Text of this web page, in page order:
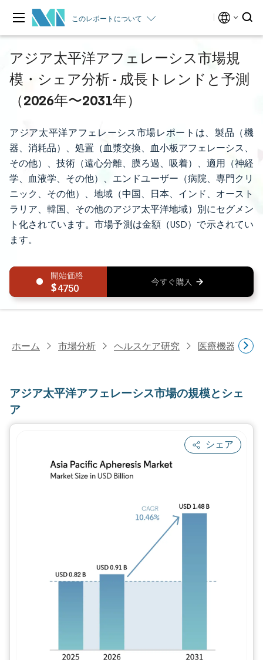
このレポートについて
アジア太平洋アフェレーシス市場規
模・シェア分析 - 成長トレンドと予測
（2026年〜2031年）
アジア太平洋アフェレーシス市場レポートは、製品（機
器、消耗品）、処置（血漿交換、血小板アフェレーシス、
その他）、技術（遠心分離、膜ろ過、吸着）、適用（神経
学、血液学、その他）、エンドユーザー（病院、専門クリ
ニック、その他）、地域（中国、日本、インド、オースト
ラリア、韓国、その他のアジア太平洋地域）別にセグメン
ト化されています。市場予測は金額（USD）で示されてい
ます。
4750
ホーム 市場分析 ヘルスケア研究 医療機器研究
アジア太平洋アフェレーシス市場の規模とシェ
ア
シェア